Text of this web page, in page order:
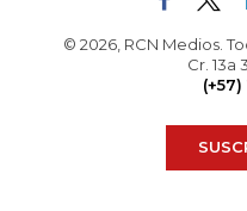
© 2026, RCN Medios.
Cr. 13a